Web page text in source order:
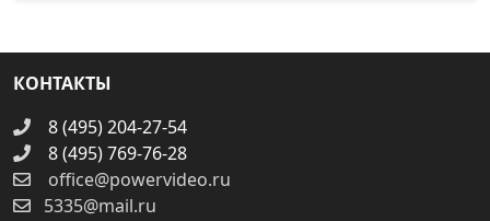
КОНТАКТЫ
8 (495) 204-27-54
8 (495) 769-76-28
office@powervideo.ru
5335@mail.ru